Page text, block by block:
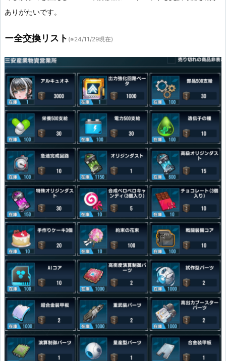
ありがたいです。
ー全交換リスト (※24/11/29現在)